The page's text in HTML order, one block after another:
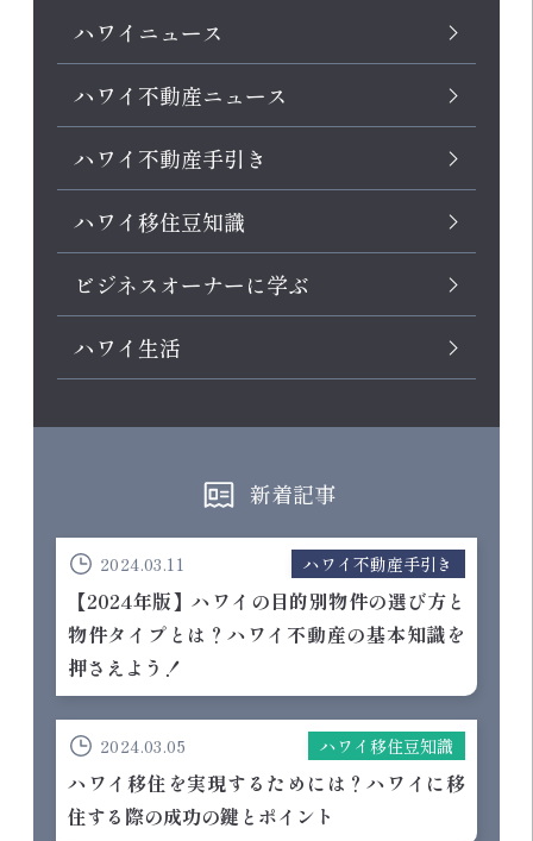
ハワイニュース
ハワイ不動産ニュース
ハワイ不動産手引き
ハワイ移住豆知識
ビジネスオーナーに学ぶ
ハワイ生活
新着記事
2024.03.11 ハワイ不動産手引き
【2024年版】ハワイの目的別物件の選び方と
物件タイプとは？ハワイ不動産の基本知識を
押さえよう！
2024.03.05 ハワイ移住豆知識
ハワイ移住を実現するためには？ハワイに移
住する際の成功の鍵とポイント